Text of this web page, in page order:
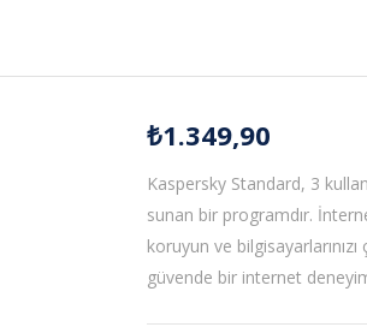
₺1.349,90
Kaspersky Standard, 3
sunan bir programdır.
koruyun ve
güvende bir internet